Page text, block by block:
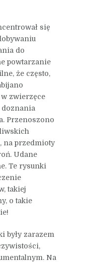
się
do
powtarzanie
że często,
w zwierzęce
doznania
Przenoszono
na przedmioty
Udane
Te rysunki
takiej
o takie
były zarazem
Na